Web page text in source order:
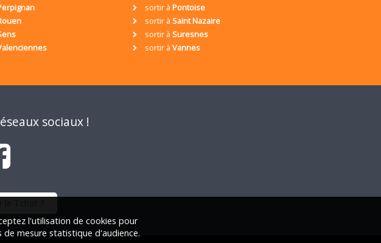
sortir à Pontoise
sortir à Saint Nazaire
sortir à Suresnes
sortir à Vannes
sociaux !
l'utilisation de cookies pour
mesure statistique d'audience.